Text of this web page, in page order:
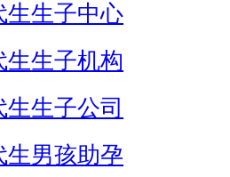
生生子中心
生生子机构
生生子公司
生男孩助孕